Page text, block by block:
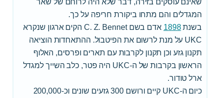
המגדלים והם מתחו ביקורת חריפה על כך.
בשנת1898
אדם בשם C. Z. Bennet הקים ארגון שנקרא
UKC על מנת לרשום את הפיטבול. ההתאחדות הוציאה
תקנון גזע וכן תקנון לקרבות עם תארים ופרסים, האלוף
הראשון בקרבות של ה-UKC היה פטר, כלב השייך למגדל
ארל טודור.
כיום ה-UKC קיים ורושם 300 גזעים שונים וכ-200,000